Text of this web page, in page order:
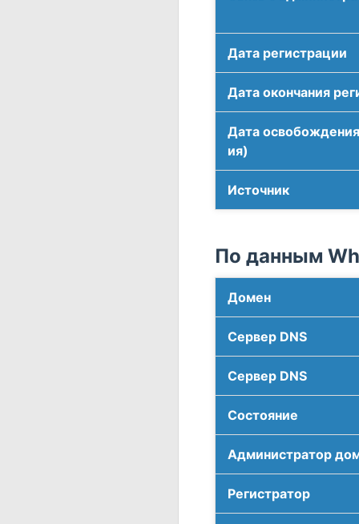
Дата регистрации
Дата окончания
Дата
ия)
Источник
По данным
Домен
Сервер DNS
Сервер DNS
Соcтояние
Администратор
Регистратор